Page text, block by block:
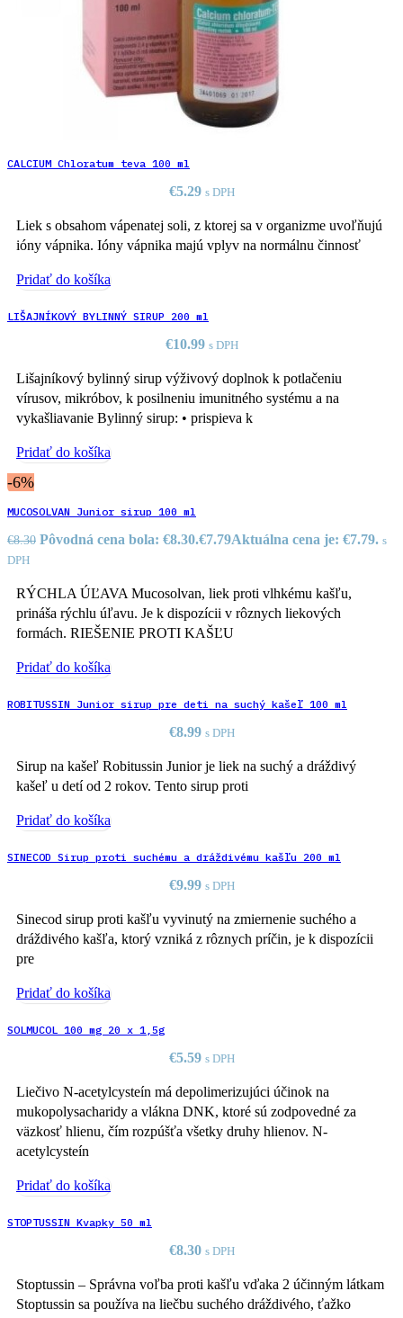
CALCIUM Chloratum teva 100 ml
€5.29 s DPH
Liek s obsahom vápenatej soli, z ktorej sa v organizme uvoľňujú
ióny vápnika. Ióny vápnika majú vplyv na normálnu činnosť
Pridať do košíka
LIŠAJNÍKOVÝ BYLINNÝ SIRUP 200 ml
€10.99 s DPH
Lišajníkový bylinný sirup výživový doplnok k potlačeniu
vírusov, mikróbov, k posilneniu imunitného systému a na
vykašliavanie Bylinný sirup: • prispieva k
Pridať do košíka
-6%
MUCOSOLVAN Junior sirup 100 ml
€8.30 Pôvodná cena bola: €8.30.€7.79Aktuálna cena je: €7.79. s
DPH
RÝCHLA ÚĽAVA Mucosolvan, liek proti vlhkému kašľu,
prináša rýchlu úľavu. Je k dispozícii v rôznych liekových
formách. RIEŠENIE PROTI KAŠĽU
Pridať do košíka
ROBITUSSIN Junior sirup pre deti na suchý kašeľ 100 ml
€8.99 s DPH
Sirup na kašeľ Robitussin Junior je liek na suchý a dráždivý
kašeľ u detí od 2 rokov. Tento sirup proti
Pridať do košíka
SINECOD Sirup proti suchému a dráždivému kašľu 200 ml
€9.99 s DPH
Sinecod sirup proti kašľu vyvinutý na zmiernenie suchého a
dráždivého kašľa, ktorý vzniká z rôznych príčin, je k dispozícii
pre
Pridať do košíka
SOLMUCOL 100 mg 20 x 1,5g
€5.59 s DPH
Liečivo N-acetylcysteín má depolimerizujúci účinok na
mukopolysacharidy a vlákna DNK, ktoré sú zodpovedné za
väzkosť hlienu, čím rozpúšťa všetky druhy hlienov. N-
acetylcysteín
Pridať do košíka
STOPTUSSIN Kvapky 50 ml
€8.30 s DPH
Stoptussin – Správna voľba proti kašľu vďaka 2 účinným látkam
Stoptussin sa používa na liečbu suchého dráždivého, ťažko